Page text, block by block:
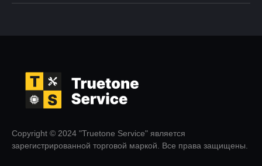
Copyright © 2024 "Truetone Service" является
зарегистрированной торговой маркой. Все права защищены.